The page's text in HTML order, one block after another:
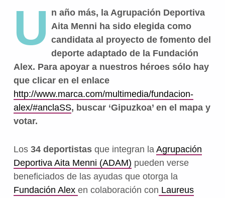
U n año más, la Agrupación Deportiva
Aita Menni ha sido elegida como
candidata al proyecto de fomento del
deporte adaptado de la Fundación
Alex. Para apoyar a nuestros héroes sólo hay
que clicar en el enlace
http://www.marca.com/multimedia/fundacion-
alex/#anclaSS, buscar ‘Gipuzkoa’ en el mapa y
votar.
Los 34 deportistasque integran la Agrupación
Deportiva Aita Menni (ADAM) pueden verse
beneficiados de las ayudas que otorga la
Fundación Alex en colaboración con Laureus